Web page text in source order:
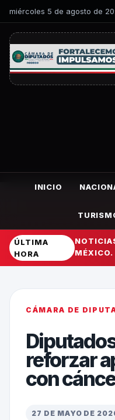
miércoles 5 de agosto de
INICIO
ÚLTIMA
HORA
MÉXICO.
CÁMARA DE
reforzar
con
27 DE MAYO DE